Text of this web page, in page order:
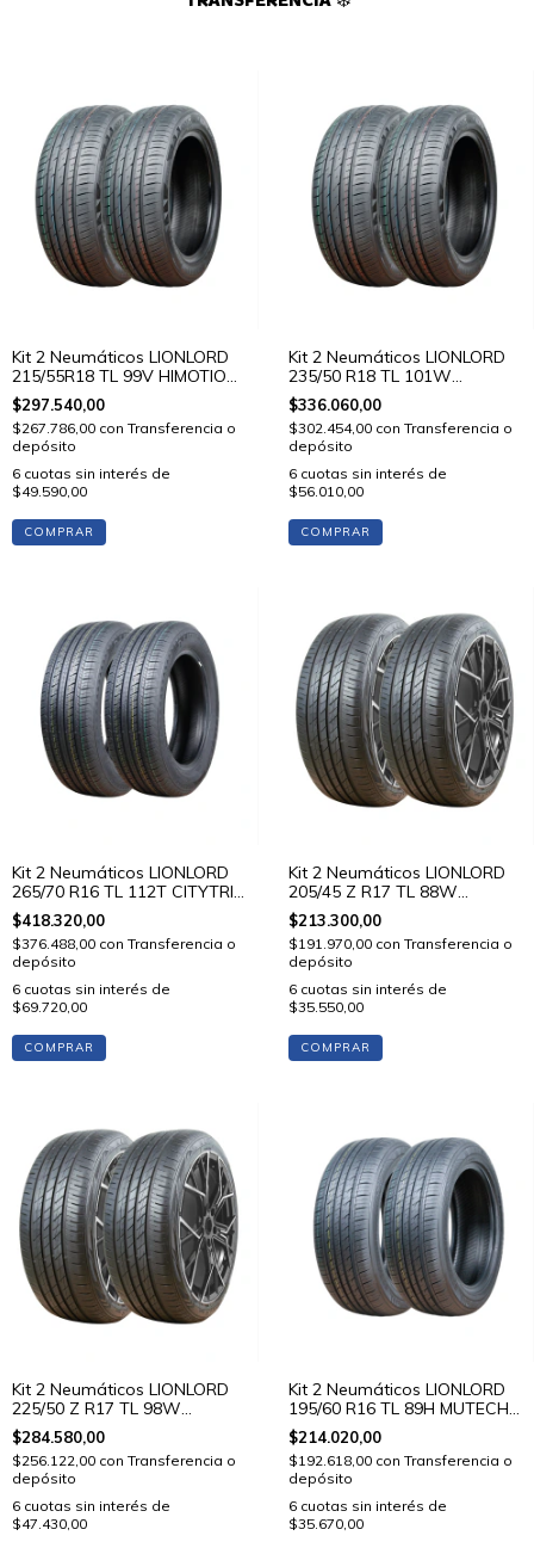
Kit 2 Neumáticos LIONLORD
215/55R18 TL 99V HIMOTION
U01
$297.540,00
$267.786,00 con Transferencia o
depósito
6 cuotas sin interés de
$49.590,00
COMPRAR
Kit 2 Neumáticos LIONLORD
235/50 R18 TL 101W
HIMOTION U01
$336.060,00
$302.454,00 con Transferencia o
depósito
6 cuotas sin interés de
$56.010,00
COMPRAR
Kit 2 Neumáticos LIONLORD
265/70 R16 TL 112T CITYTRIP
V01
$418.320,00
$376.488,00 con Transferencia o
depósito
6 cuotas sin interés de
$69.720,00
COMPRAR
Kit 2 Neumáticos LIONLORD
205/45 Z R17 TL 88W
MUTECH H02
$213.300,00
$191.970,00 con Transferencia o
depósito
6 cuotas sin interés de
$35.550,00
COMPRAR
Kit 2 Neumáticos LIONLORD
225/50 Z R17 TL 98W
MUTECH H02
$284.580,00
$256.122,00 con Transferencia o
depósito
6 cuotas sin interés de
$47.430,00
Kit 2 Neumáticos LIONLORD
195/60 R16 TL 89H MUTECH
H01
$214.020,00
$192.618,00 con Transferencia o
depósito
6 cuotas sin interés de
$35.670,00